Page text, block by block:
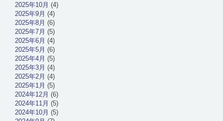
2025年10月 (4)
2025年9月 (4)
2025年8月 (6)
2025年7月 (5)
2025年6月 (4)
2025年5月 (6)
2025年4月 (5)
2025年3月 (4)
2025年2月 (4)
2025年1月 (5)
2024年12月 (6)
2024年11月 (5)
2024年10月 (5)